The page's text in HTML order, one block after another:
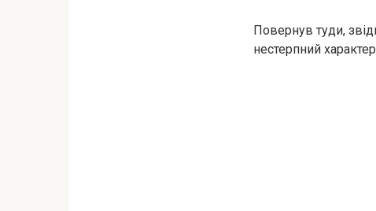
Повернув туди,
нестерпний